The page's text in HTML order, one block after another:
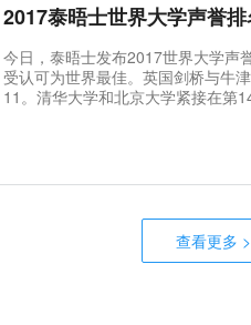
2017泰晤士世界大学声誉
今日，泰晤士发布2017世界大学声誉排名！ 美国哈佛大学连续7年稳居榜首，
受认可为世界最佳。英国剑桥与牛
11。清华大学和北京大学紧接在第
查看更多 >